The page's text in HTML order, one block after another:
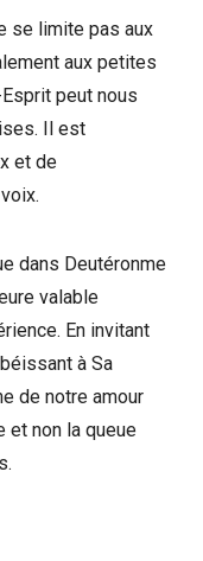
se limite pas aux
aux petites
peut nous
Il est
et de
dans Deutéronme
valable
En invitant
à Sa
de notre amour
et non la queue